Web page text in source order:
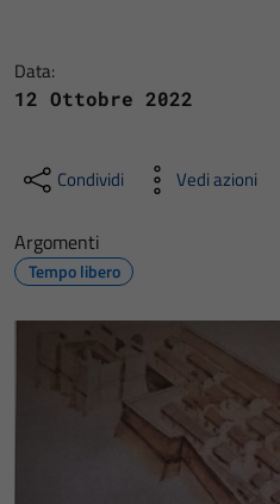
Data:
12 Ottobre 2022
Condividi Vedi azioni
Argomenti
Tempo libero